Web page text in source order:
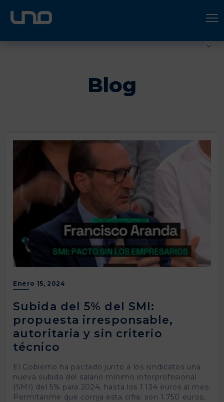
ÚNETE A UNO LOGÍSTICA
Blog
Enero 15, 2024
Subida del 5% del SMI:
propuesta irresponsable,
autoritaria y sin criterio
técnico
El Gobierno ha pactado junto a los sindicatos una
nueva subida del salario mínimo interprofesional
(SMI) del 5% para 2024, hasta los 1.134 euros al mes.
Permítanme que corrija esta cifra: son 1.750 euros,